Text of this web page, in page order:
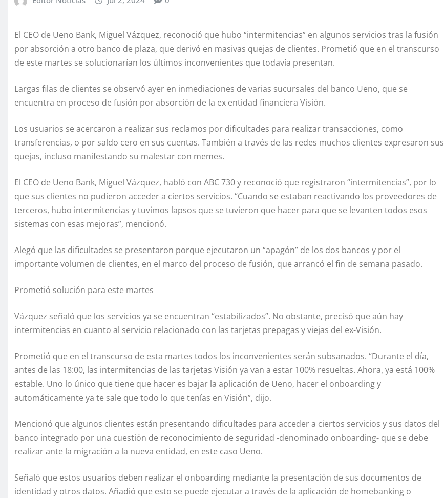
El CEO de Ueno Bank, Miguel Vázquez, reconoció que hubo “intermitencias” en algunos servicios tras la fusión
por absorción a otro banco de plaza, que derivó en masivas quejas de clientes. Prometió que en el transcurso
de este martes se solucionarían los últimos inconvenientes que todavía presentan.
Largas filas de clientes se observó ayer en inmediaciones de varias sucursales del banco Ueno, que se
encuentra en proceso de fusión por absorción de la ex entidad financiera Visión.
Los usuarios se acercaron a realizar sus reclamos por dificultades para realizar transacciones, como
transferencias, o por saldo cero en sus cuentas. También a través de las redes muchos clientes expresaron sus
quejas, incluso manifestando su malestar con memes.
El CEO de Ueno Bank, Miguel Vázquez, habló con ABC 730 y reconoció que registraron “intermitencias”, por lo
que sus clientes no pudieron acceder a ciertos servicios. “Cuando se estaban reactivando los proveedores de
terceros, hubo intermitencias y tuvimos lapsos que se tuvieron que hacer para que se levanten todos esos
sistemas con esas mejoras”, mencionó.
Alegó que las dificultades se presentaron porque ejecutaron un “apagón” de los dos bancos y por el
importante volumen de clientes, en el marco del proceso de fusión, que arrancó el fin de semana pasado.
Prometió solución para este martes
Vázquez señaló que los servicios ya se encuentran “estabilizados”. No obstante, precisó que aún hay
intermitencias en cuanto al servicio relacionado con las tarjetas prepagas y viejas del ex-Visión.
Prometió que en el transcurso de esta martes todos los inconvenientes serán subsanados. “Durante el día,
antes de las 18:00, las intermitencias de las tarjetas Visión ya van a estar 100% resueltas. Ahora, ya está 100%
estable. Uno lo único que tiene que hacer es bajar la aplicación de Ueno, hacer el onboarding y
automáticamente ya te sale que todo lo que tenías en Visión”, dijo.
Mencionó que algunos clientes están presentando dificultades para acceder a ciertos servicios y sus datos del
banco integrado por una cuestión de reconocimiento de seguridad -denominado onboarding- que se debe
realizar ante la migración a la nueva entidad, en este caso Ueno.
Señaló que estos usuarios deben realizar el onboarding mediante la presentación de sus documentos de
identidad y otros datos. Añadió que esto se puede ejecutar a través de la aplicación de homebanking o